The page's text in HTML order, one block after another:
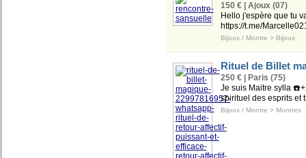
150 € | Ajoux (07)
Hello j'espère que tu
https://t.me/
Bijoux / Montre > Bijoux
Rituel de Billet
250 € | Paris (75)
Je suis Maitre sylla
spirituel des esprits et
Bijoux / Montre > Montres